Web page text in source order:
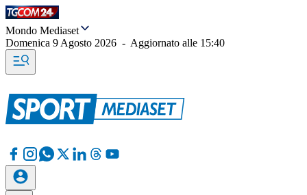
Mondo Mediaset
Domenica 9 Agosto 2026 - Aggiornato alle 15:40